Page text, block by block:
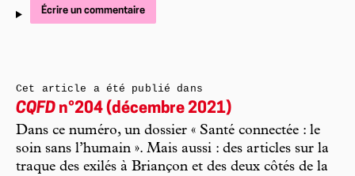
Écrire un commentaire
Cet article a été publié dans
CQFD n°204 (décembre 2021)
Dans ce numéro, un dossier « Santé connectée : le
soin sans l’humain ». Mais aussi : des articles sur la
traque des exilés à Briançon et des deux côtés de la